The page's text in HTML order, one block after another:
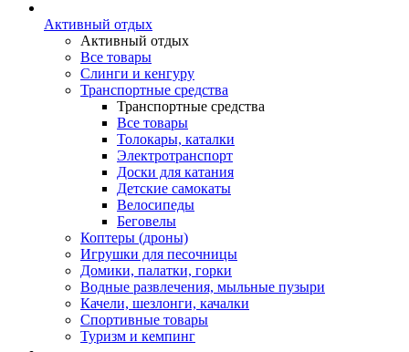
Активный отдых
Активный отдых
Все товары
Слинги и кенгуру
Транспортные средства
Транспортные средства
Все товары
Толокары, каталки
Электротранспорт
Доски для катания
Детские самокаты
Велосипеды
Беговелы
Коптеры (дроны)
Игрушки для песочницы
Домики, палатки, горки
Водные развлечения, мыльные пузыри
Качели, шезлонги, качалки
Спортивные товары
Туризм и кемпинг